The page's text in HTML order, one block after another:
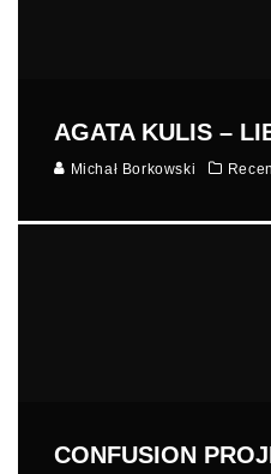
AGATA KULIS –
Michał Borkowski
CONFUSION